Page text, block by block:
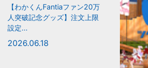
【わかくんFantiaファン20万
人突破記念グッズ】注文上限
設定...
2026.06.18